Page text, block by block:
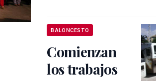
BALONCESTO
Comienzan
los trabajos